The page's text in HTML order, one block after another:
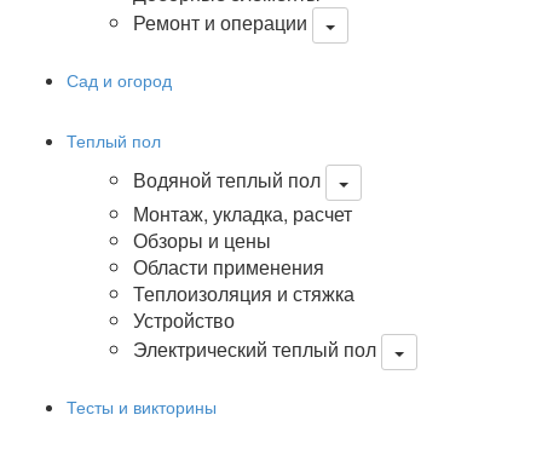
Ремонт и операции
Сад и огород
Теплый пол
Водяной теплый пол
Монтаж, укладка, расчет
Обзоры и цены
Области применения
Теплоизоляция и стяжка
Устройство
Электрический теплый пол
Тесты и викторины